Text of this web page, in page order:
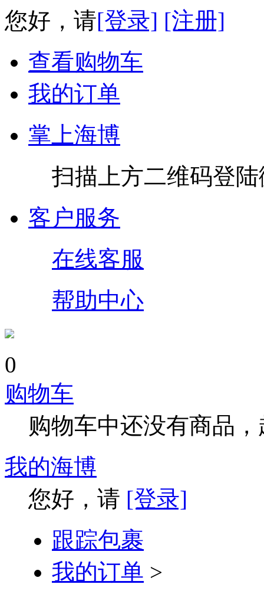
您好，请[登录] [注册]
查看购物车
我的订单
掌上海博
扫描上方二维码登
客户服务
在线客服
帮助中心
0
购物车
购物车中还没有商品
我的海博
您好，请 [登录]
跟踪包裹
我的订单 >